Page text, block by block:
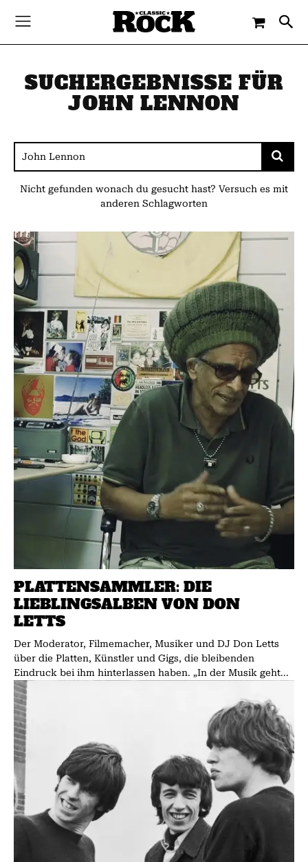
SUCHERGEBNISSE FÜR
JOHN LENNON
Nicht gefunden wonach du gesucht hast? Versuch es mit
anderen Schlagworten
PLATTENSAMMLER: DIE
LIEBLINGSALBEN VON DON
LETTS
Der Moderator, Filmemacher, Musiker und DJ Don Letts
über die Platten, Künstler und Gigs, die bleibenden
Eindruck bei ihm hinterlassen haben. „In der Musik geht...